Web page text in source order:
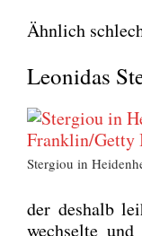
Ähn­lich
Leonidas
Ster­giou in
der des­halb
wech­sel­te